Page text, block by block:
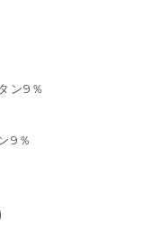
ン9％
9％